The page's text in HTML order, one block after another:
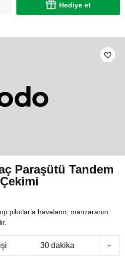
Hediye et
Paraşütü Tandem
pilotlarla havalanır, manzaranın
30 dakika